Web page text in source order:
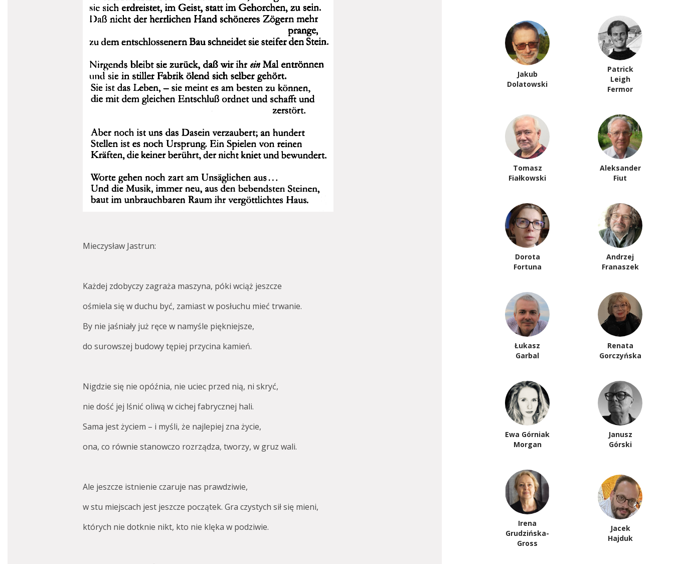
Mieczysław Jastrun:
Każdej zdobyczy zagraża maszyna, póki wciąż jeszcze
ośmiela się w duchu być, zamiast w posłuchu mieć trwanie.
By nie jaśniały już ręce w namyśle piękniejsze,
do surowszej budowy tępiej przycina kamień.
Nigdzie się nie opóźnia, nie uciec przed nią, ni skryć,
nie dość jej lśnić oliwą w cichej fabrycznej hali.
Sama jest życiem – i myśli, że najlepiej zna życie,
ona, co równie stanowczo rozrządza, tworzy, w gruz wali.
Ale jeszcze istnienie czaruje nas prawdziwie,
w stu miejscach jest jeszcze początek. Gra czystych sił się mieni,
których nie dotknie nikt, kto nie klęka w podziwie.
Jakub
Dolatowski
Patrick
Leigh
Fermor
Tomasz
Fiałkowski
Aleksander
Fiut
Dorota
Fortuna
Andrzej
Franaszek
Łukasz
Garbal
Renata
Gorczyńska
Ewa Górniak
Morgan
Janusz
Górski
Irena
Grudzińska-
Gross
Jacek
Hajduk